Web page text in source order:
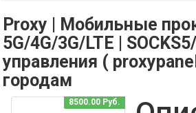
Proxy | Мобильные
5G/4G/3G/LTE |
управления (
городам
8500.00 Руб.